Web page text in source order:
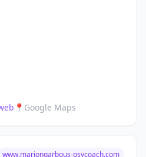
📍 Google Maps
www.mariongarbous-psycoach.com